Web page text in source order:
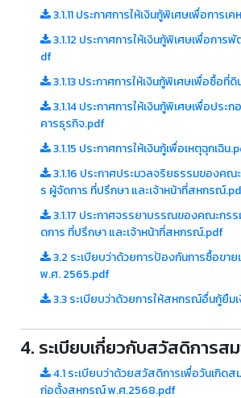
3.1.11 ประกาศการให้เงินกู้พิเศษเพื่อการเค
3.1.12 ประกาศการให้เงินกู้พิเศษเพื่อกา
df
3.1.13 ประกาศการให้เงินกู้พิเศษเพื่อซื้อที่
3.1.14 ประกาศการให้เงินกู้พิเศษเพื่อประ
คารธุรกิจ.pdf
3.1.15 ประกาศการให้เงินกู้เพื่อเหตุฉุกเฉิน
3.1.16 ประกาศประมวลจริยธรรมของคณ
ร ผู้จัดการ ที่ปรึกษา และเจ้าหน้าที่สหกรณ์
3.1.17 ประกาศจรรยาบรรณของคณะกรร
ดการ ที่ปรึกษา และเจ้าหน้าที่สหกรณ์.pdf
3.2 ระเบียบว่าด้วยการป้องกันการซื้อขา
พ.ศ. 2565.pdf
3.3 ระเบียบว่าด้วยการให้สหกรณ์อื่นกู้ยืม
4. ระเบียบเกี่ยวกับสวัสดิการส
4.1 ระเบียบว่าด้วยสวัสดิการเพื่อวันเกิด
ก่อตั้งสหกรณ์ พ.ศ.2568.pdf